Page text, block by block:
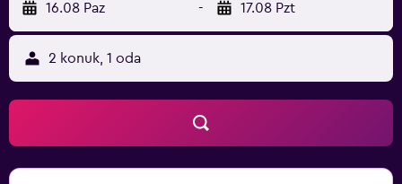
16.08 Paz - 17.08 Pzt
2 konuk, 1 oda